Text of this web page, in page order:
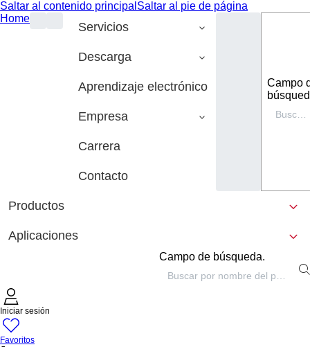
Saltar al contenido principal Saltar al pie de página
Home
Servicios
Descarga
Aprendizaje electrónico
Empresa
Carrera
Contacto
Campo
Productos
Aplicaciones
Campo de búsqueda.
Iniciar sesión
Favoritos